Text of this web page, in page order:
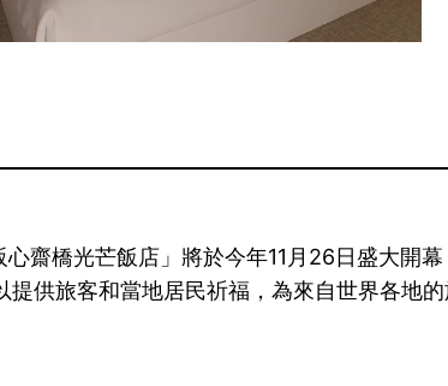
齋橋光芒飯店」將於今年11月26日盛大開
供旅客和當地居民祈福，為來自世界各地